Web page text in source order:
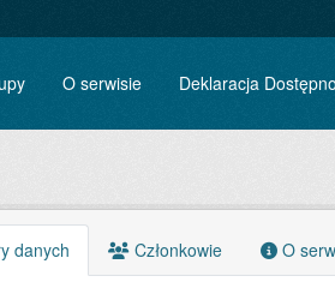
O serwisie Deklaracja
danych Członkowie O